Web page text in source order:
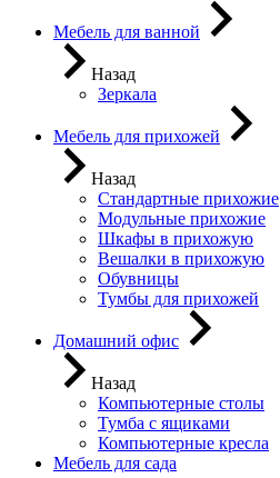
Мебель для ванной
Назад
Зеркала
Мебель для прихожей
Назад
Стандартные прихожие
Модульные прихожие
Шкафы в прихожую
Вешалки в прихожую
Обувницы
Тумбы для прихожей
Домашний офис
Назад
Компьютерные столы
Тумба с ящиками
Компьютерные кресла
Мебель для сада